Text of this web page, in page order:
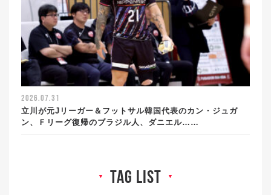
2026.07.31
立川が元Jリーガー＆フットサル韓国代表のカン・ジュガ
ン、Ｆリーグ復帰のブラジル人、ダニエル……
▼ tag list ▼